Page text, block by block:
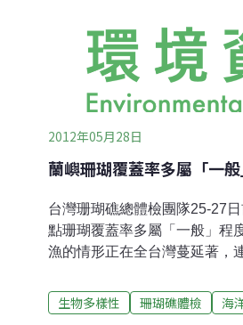
2012年05月28日
蘭嶼珊瑚覆蓋率多屬「一
台灣珊瑚礁總體檢團隊25-27
點珊瑚覆蓋率多屬「一般」程
漁的情形正在全台灣蔓延著，
及西面三個點坦克岩、土地公
嶼活珊瑚覆蓋率除椰油港外僅
生物多樣性 珊瑚礁體檢 海